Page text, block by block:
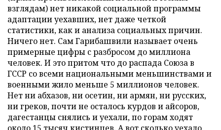
взглядам) нет никакой социальной программы
адаптации уехавших, нет даже четкой
статистики, как и анализа социальных причин.
Ничего нет. Сам Гарибашвили называет очень
примерные цифры с разбросом до миллиона
человек. И это притом что до распада Союза в
ГССР со всеми национальными меньшинствами и
военными жило меньше 5 миллионов человек.
Нет ни абхазов, ни осетин, ни армян, ни русских,
ни греков, почти не осталось курдов и айсоров,
дагестанцы снялись и уехали, по горам ходят